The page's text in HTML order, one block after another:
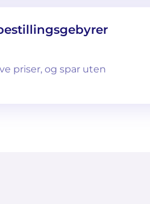
priser, og spar uten